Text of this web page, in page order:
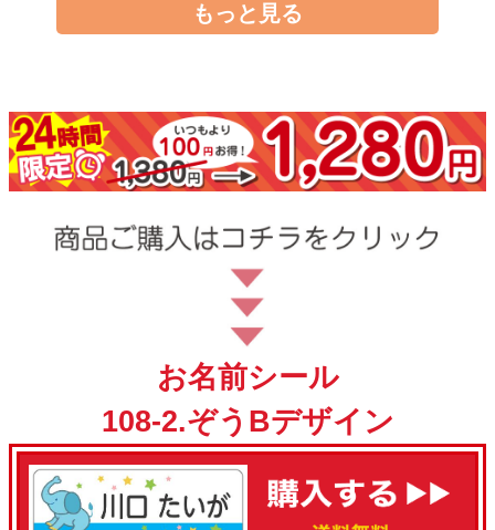
もっと見る
お名前シール
108-2.ぞうBデザイン